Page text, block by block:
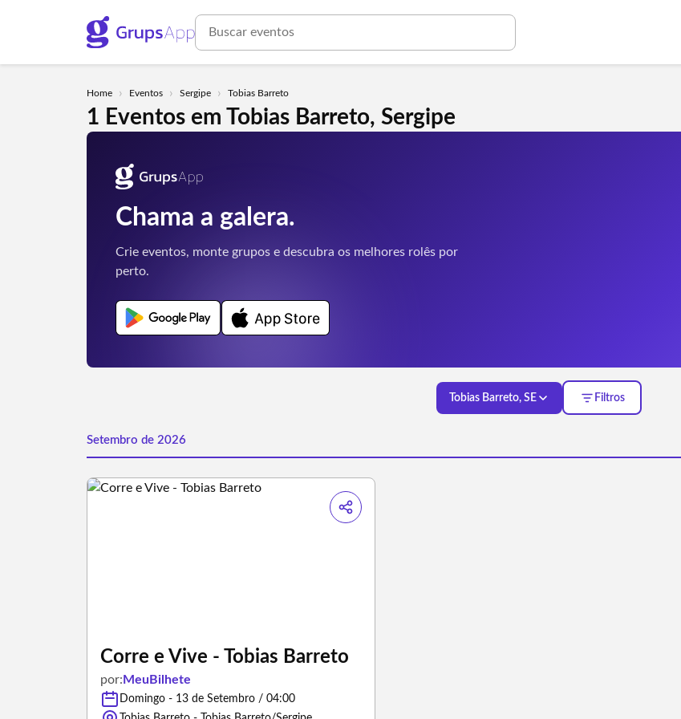
Home › Eventos › Sergipe › Tobias Barreto
1 Eventos em Tobias Barreto, Sergipe
Chama a galera.
Crie eventos, monte grupos e descubra os melhores rolês por
perto.
Tobias Barreto, SE Filtros
Setembro de 2026
Corre e Vive - Tobias Barreto
por: MeuBilhete
Domingo - 13 de Setembro / 04:00